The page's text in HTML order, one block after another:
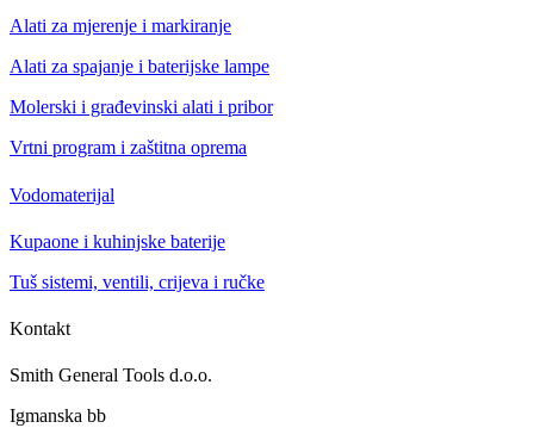
Alati za mjerenje i markiranje
Alati za spajanje i baterijske lampe
Molerski i građevinski alati i pribor
Vrtni program i zaštitna oprema
Vodomaterijal
Kupaone i kuhinjske baterije
Tuš sistemi, ventili, crijeva i ručke
Kontakt
Smith General Tools d.o.o.
Igmanska bb